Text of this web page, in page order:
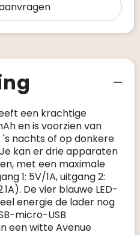
een krachtige
en is voorzien van
nachts of op donkere
kan er drie apparaten
met een maximale
1: 5V/1A, uitgang 2:
De vier blauwe LED-
energie de lader nog
micro-USB
een witte Avenue